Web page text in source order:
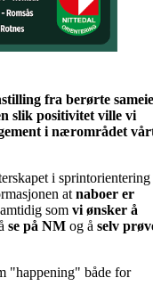
fra berørte
slik positivitet ville vi
i nærområdet
i sprintorientering
atnaboer er
som vi ønsker å
se på NM og å selv
"happening" både for